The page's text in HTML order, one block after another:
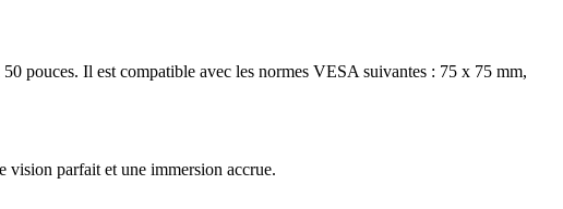
pouces. Il est compatible avec les normes VESA suivantes : 75 x 75 mm,
vision parfait et une immersion accrue.